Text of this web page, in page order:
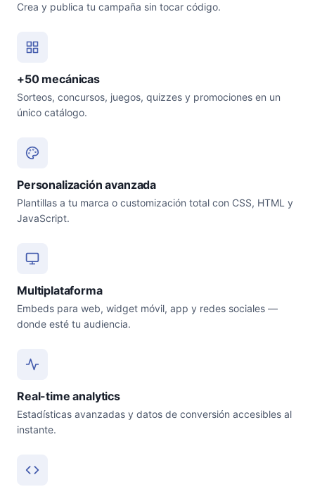
Crea y publica tu campaña sin tocar código.
+50 mecánicas
Sorteos, concursos, juegos, quizzes y promociones en un
único catálogo.
Personalización avanzada
Plantillas a tu marca o customización total con CSS, HTML y
JavaScript.
Multiplataforma
Embeds para web, widget móvil, app y redes sociales —
donde esté tu audiencia.
Real-time analytics
Estadísticas avanzadas y datos de conversión accesibles al
instante.